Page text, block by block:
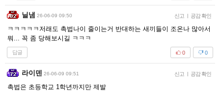
닐냄 26-06-09 09:50 신고 | 공감 확인
ㅋㅋㅋㅋㅋ저래도 촉법나이 줄이는거 반대하는 새끼들이 조온나 많아서
뭐... 꼭 좀 당해보시길 ㅋㅋㅋ
답글 0
0
라이덴 26-06-09 09:51 신고 | 공감 확인
촉법은 초등학교 1학년까지만 제발